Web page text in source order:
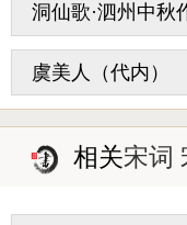
洞仙歌·泗州中秋
虞美人（代内）
相关宋词